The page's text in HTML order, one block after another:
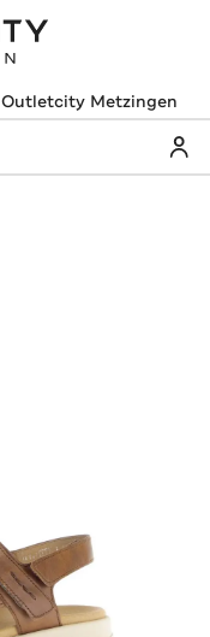
Outletcity Metzingen